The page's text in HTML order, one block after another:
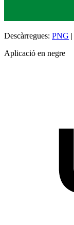
Descàrregues: PNG |
Aplicació en negre